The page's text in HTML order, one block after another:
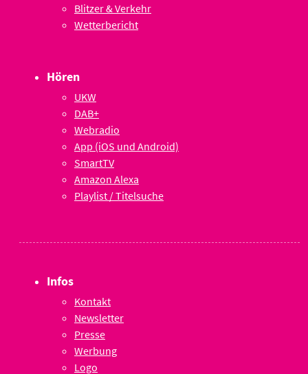
Blitzer & Verkehr
Wetterbericht
Hören
UKW
DAB+
Webradio
App (iOS und Android)
SmartTV
Amazon Alexa
Playlist / Titelsuche
Infos
Kontakt
Newsletter
Presse
Werbung
Logo